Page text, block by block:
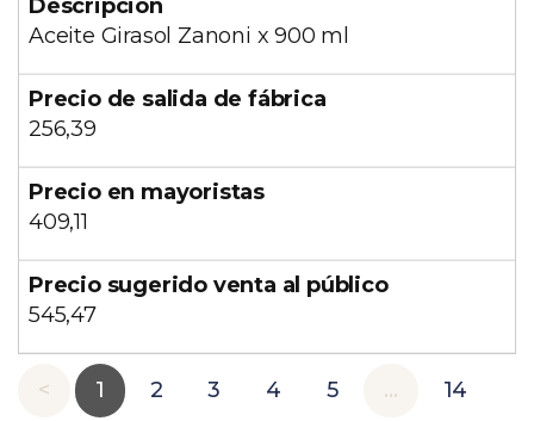
Aceite Girasol Zanoni x 900 ml
256,39
409,11
545,47
< 1 2 3 4 5 … 14